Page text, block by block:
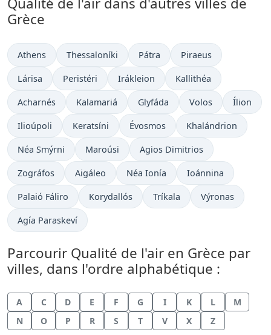
Grèce
Athens Thessaloníki Pátra Piraeus
Lárisa Peristéri Irákleion Kallithéa
Acharnés Kalamariá Glyfáda Volos Ílion
Ilioúpoli Keratsíni Évosmos Khalándrion
Néa Smýrni Maroúsi Agios Dimitrios
Zográfos Aigáleo Néa Ionía Ioánnina
Palaió Fáliro Korydallós Tríkala Výronas
Agía Paraskeví
Parcourir Qualité de l'air en Grèce par
villes, dans l'ordre alphabétique :
A C D E F G I K L
M
N
O P R S T V X Z